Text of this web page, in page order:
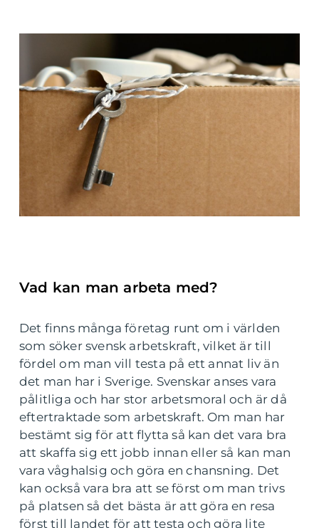
Vad kan man arbeta med?
Det finns många företag runt om i världen
som söker svensk arbetskraft, vilket är till
fördel om man vill testa på ett annat liv än
det man har i Sverige. Svenskar anses vara
pålitliga och har stor arbetsmoral och är då
eftertraktade som arbetskraft. Om man har
bestämt sig för att flytta så kan det vara bra
att skaffa sig ett jobb innan eller så kan man
vara våghalsig och göra en chansning. Det
kan också vara bra att se först om man trivs
på platsen så det bästa är att göra en resa
först till landet för att testa och göra lite